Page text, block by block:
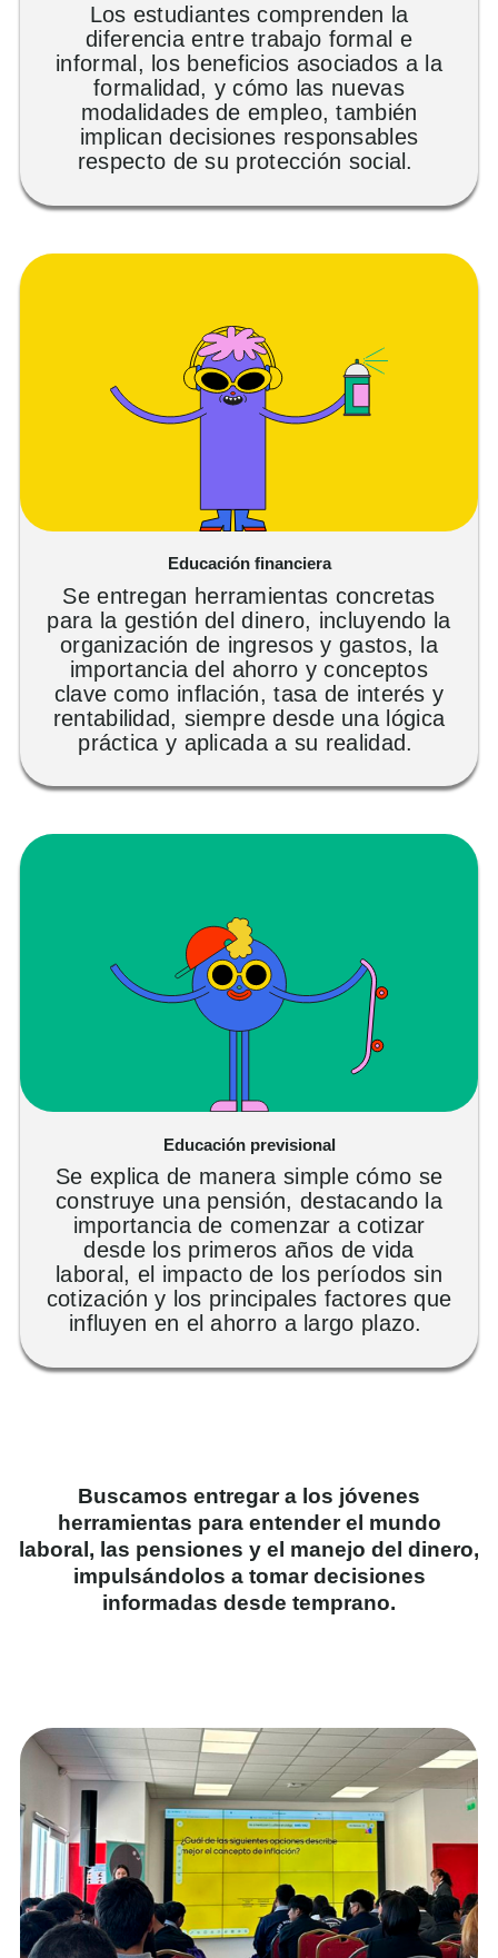
Los estudiantes comprenden la
diferencia entre trabajo formal e
informal, los beneficios asociados a la
formalidad, y cómo las nuevas
modalidades de empleo, también
implicandecisiones responsables
respecto de su protección social.
Educación financiera
Se entregan herramientas concretas
para la gestión del dinero, incluyendo la
organización de ingresos y gastos, la
importancia del ahorro y conceptos
clave como inflación,tasa de interés y
rentabilidad, siempre desde una lógica
práctica y aplicada a su realidad.
Educación previsional
Se explica de manera simple cómo se
construye una pensión, destacando la
importancia de comenzar a cotizar
desde los primeros años de vida
laboral, el impacto de los períodos sin
cotización y los principales factores que
influyen en el ahorro a largo plazo.
Buscamos entregar a los jóvenes
herramientas para entender el mundo
laboral, las pensiones y el manejo del dinero,
impulsándolos a tomar decisiones
informadas desde temprano.